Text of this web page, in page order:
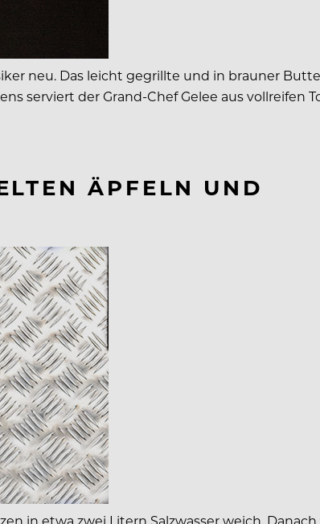
neu. Das leicht gegrillte und in brauner
serviert der Grand-Chef Gelee aus vollreifen
ÄPFELN UND